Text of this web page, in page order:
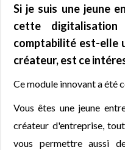
Si je suis une jeune
cette
comptabilité est-elle
créateur, est ce
Ce module innovant a été
Vous êtes une jeune
créateur d'entreprise,
vous permettre aussi